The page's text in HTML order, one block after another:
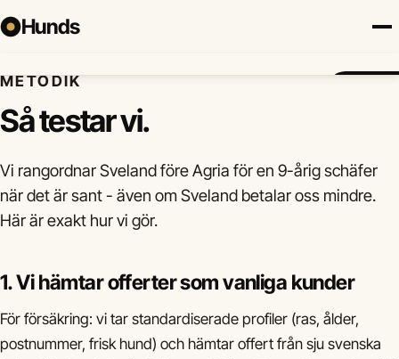
Hunds
Försäkring
METODIK
Så testar vi.
Vi rangordnar Sveland före Agria för en 9-årig schäfer
när det är sant - även om Sveland betalar oss mindre.
Här är exakt hur vi gör.
1. Vi hämtar offerter som vanliga kunder
För försäkring: vi tar standardiserade profiler (ras, ålder,
postnummer, frisk hund) och hämtar offert från sju svenska